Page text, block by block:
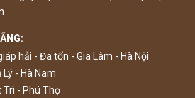
hải - Đa tốn - Gia Lâm - Hà Nội
Lý - Hà Nam
Trì - Phú Thọ